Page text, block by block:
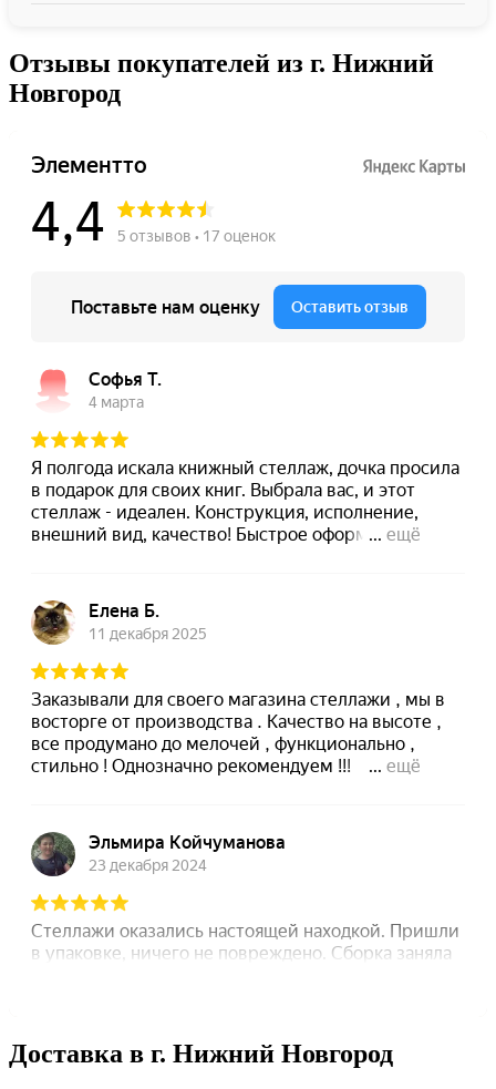
Отзывы покупателей из г. Нижний
Новгород
Доставка в г. Нижний Новгород